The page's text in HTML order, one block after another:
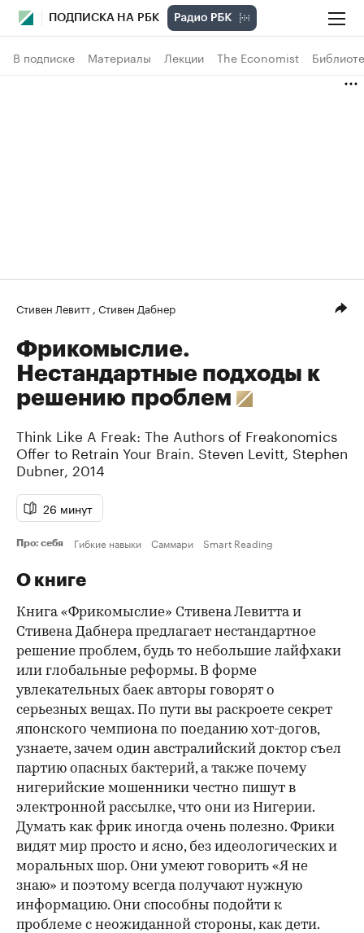
ПОДПИСКА НА РБК
В подписке Материалы Лекции The Economist
Стивен Левитт Стивен Дабнер
Фрикомыслие.
Нестандартные подходы к
решению проблем
Think Like A Freak: The Authors of Freakonomics
Offer to Retrain Your Brain. Steven Levitt Stephen
Dubner 2014
26 минут
Про: себя Гибкие навыки Саммари Smart Reading
О книге
Книга «Фрикомыслие» Стивена Левитта и
Стивена Дабнера предлагает нестандартное
решение проблем, будь то небольшие лайфхаки
или глобальные реформы. В форме
увлекательных баек авторы говорят о
серьезных вещах. По пути вы раскроете секрет
японского чемпиона по поеданию хот-догов,
узнаете, зачем один австралийский доктор съел
партию опасных бактерий, а также почему
нигерийские мошенники честно пишут в
электронной рассылке, что они из Нигерии.
Думать как фрик иногда очень полезно. Фрики
видят мир просто и ясно, без идеологических и
моральных шор. Они умеют говорить «Я не
знаю» и поэтому всегда получают нужную
информацию. Они способны подойти к
проблеме с неожиданной стороны, как дети.